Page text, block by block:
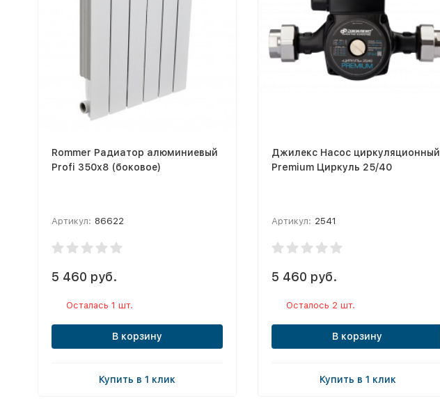
Rommer Радиатор алюминиевый
Profi 350х8 (боковое)
Артикул: 86622
5 460 руб.
Осталась 1 шт.
В корзину
Купить в 1 клик
Джилекс Насос циркуляционный
Premium Циркуль 25/40
Артикул: 2541
5 460 руб.
Осталось 2 шт.
В корзину
Купить в 1 клик